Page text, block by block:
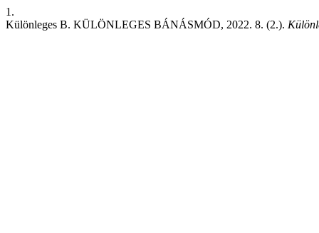
1.
Különleges B. KÜLÖNLEGES BÁNÁSMÓD, 2022. 8. (2.).